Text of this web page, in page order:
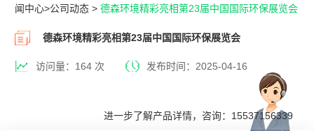
闻中心>公司动态 > 德森环境精彩亮相第23届中国国际环保展览会
德森环境精彩亮相第23届中国国际环保展览会
访问量：164 次 发布时间：2025-04-16
进一步了解产品详情，咨询：15537156339